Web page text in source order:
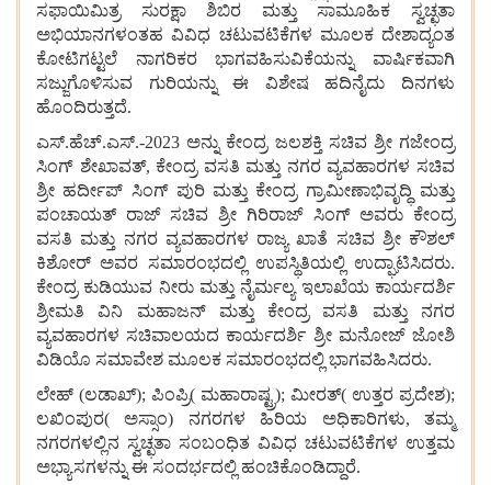
ಸಫಾಯಿಮಿತ್ರ ಸುರಕ್ಷಾ ಶಿಬಿರ ಮತ್ತು ಸಾಮೂಹಿಕ ಸ್ವಚ್ಛತಾ
ಅಭಿಯಾನಗಳಂತಹ ವಿವಿಧ ಚಟುವಟಿಕೆಗಳ ಮೂಲಕ ದೇಶಾದ್ಯಂತ
ಕೋಟಿಗಟ್ಟಲೆ ನಾಗರಿಕರ ಭಾಗವಹಿಸುವಿಕೆಯನ್ನು ವಾರ್ಷಿಕವಾಗಿ
ಸಜ್ಜುಗೊಳಿಸುವ ಗುರಿಯನ್ನು ಈ ವಿಶೇಷ ಹದಿನೈದು ದಿನಗಳು
ಹೊಂದಿರುತ್ತದೆ.
ಎಸ್.ಹೆಚ್.ಎಸ್.-2023 ಅನ್ನು ಕೇಂದ್ರ ಜಲಶಕ್ತಿ ಸಚಿವ ಶ್ರೀ ಗಜೇಂದ್ರ
ಸಿಂಗ್ ಶೇಖಾವತ್, ಕೇಂದ್ರ ವಸತಿ ಮತ್ತು ನಗರ ವ್ಯವಹಾರಗಳ ಸಚಿವ
ಶ್ರೀ ಹರ್ದೀಪ್ ಸಿಂಗ್ ಪುರಿ ಮತ್ತು ಕೇಂದ್ರ ಗ್ರಾಮೀಣಾಭಿವೃದ್ಧಿ ಮತ್ತು
ಪಂಚಾಯತ್ ರಾಜ್ ಸಚಿವ ಶ್ರೀ ಗಿರಿರಾಜ್ ಸಿಂಗ್ ಅವರು ಕೇಂದ್ರ
ವಸತಿ ಮತ್ತು ನಗರ ವ್ಯವಹಾರಗಳ ರಾಜ್ಯ ಖಾತೆ ಸಚಿವ ಶ್ರೀ ಕೌಶಲ್
ಕಿಶೋರ್ ಅವರ ಸಮಾರಂಭದಲ್ಲಿ ಉಪಸ್ಥಿತಿಯಲ್ಲಿ ಉದ್ಘಾಟಿಸಿದರು.
ಕೇಂದ್ರ ಕುಡಿಯುವ ನೀರು ಮತ್ತು ನೈರ್ಮಲ್ಯ ಇಲಾಖೆಯ ಕಾರ್ಯದರ್ಶಿ
ಶ್ರೀಮತಿ ವಿನಿ ಮಹಾಜನ್ ಮತ್ತು ಕೇಂದ್ರ ವಸತಿ ಮತ್ತು ನಗರ
ವ್ಯವಹಾರಗಳ ಸಚಿವಾಲಯದ ಕಾರ್ಯದರ್ಶಿ ಶ್ರೀ ಮನೋಜ್ ಜೋಶಿ
ವಿಡಿಯೊ ಸಮಾವೇಶ ಮೂಲಕ ಸಮಾರಂಭದಲ್ಲಿ ಭಾಗವಹಿಸಿದರು.
ಲೇಹ್ (ಲಡಾಖ್); ಪಿಂಪ್ರಿ( ಮಹಾರಾಷ್ಟ್ರ); ಮೀರತ್( ಉತ್ತರ ಪ್ರದೇಶ);
ಲಖಿಂಪುರ( ಅಸ್ಸಾಂ) ನಗರಗಳ ಹಿರಿಯ ಅಧಿಕಾರಿಗಳು, ತಮ್ಮ
ನಗರಗಳಲ್ಲಿನ ಸ್ವಚ್ಛತಾ ಸಂಬಂಧಿತ ವಿವಿಧ ಚಟುವಟಿಕೆಗಳ ಉತ್ತಮ
ಅಭ್ಯಾಸಗಳನ್ನು ಈ ಸಂದರ್ಭದಲ್ಲಿ ಹಂಚಿಕೊಂಡಿದ್ದಾರೆ.